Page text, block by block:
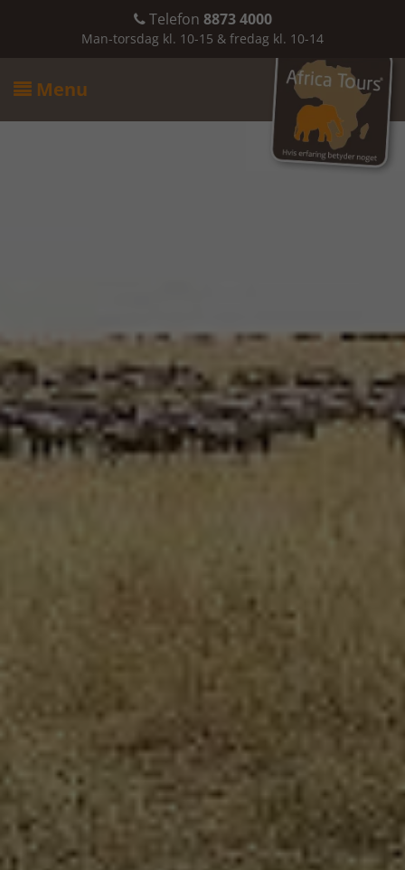
Telefon 8873 4000
Man-torsdag kl. 10-15 & fredag kl. 10-14
 Menu